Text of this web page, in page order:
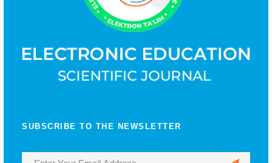
SUBSCRIBE TO THE NEWSLETTER